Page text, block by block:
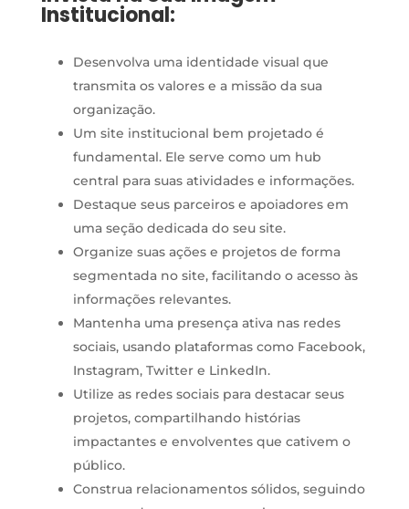
Institucional:
Desenvolva uma identidade visual que
transmita os valores e a missão da sua
organização.
Um site institucional bem projetado é
fundamental. Ele serve como um hub
central para suas atividades e informações.
Destaque seus parceiros e apoiadores em
uma seção dedicada do seu site.
Organize suas ações e projetos de forma
segmentada no site, facilitando o acesso às
informações relevantes.
Mantenha uma presença ativa nas redes
sociais, usando plataformas como Facebook,
Instagram, Twitter e LinkedIn.
Utilize as redes sociais para destacar seus
projetos, compartilhando histórias
impactantes e envolventes que cativem o
público.
Construa relacionamentos sólidos, seguindo